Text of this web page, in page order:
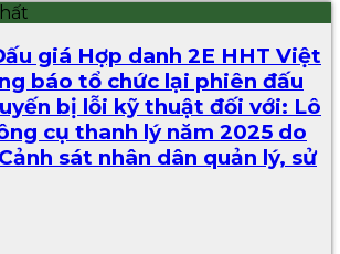
giá Hợp danh 2E HHT Việt
báo tổ chức lại phiên đấu
bị lỗi kỹ thuật đối với: Lô
cụ thanh lý năm 2025 do
sát nhân dân quản lý, sử